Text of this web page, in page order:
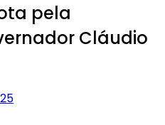
pela
Cláudio